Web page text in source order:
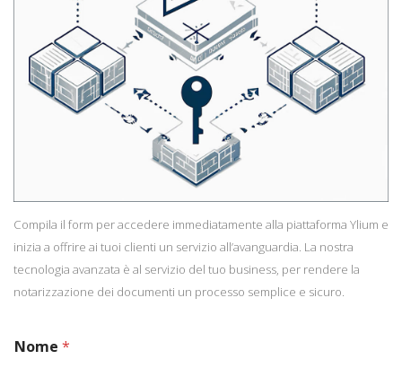
Compila il form per accedere immediatamente alla piattaforma Ylium e
inizia a offrire ai tuoi clienti un servizio all’avanguardia. La nostra
tecnologia avanzata è al servizio del tuo business, per rendere la
notarizzazione dei documenti un processo semplice e sicuro.
Nome *